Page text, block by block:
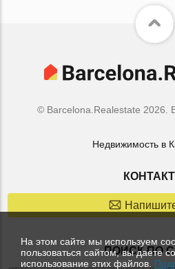
© Barcelona.Realestate 2026.
Недвижимость в
ПОИСК ПО
На этом сайте мы используем
пользоваться сайтом, вы даете
использование этих файлов.